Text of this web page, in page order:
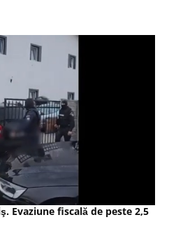
Evaziune fiscală de peste 2,5